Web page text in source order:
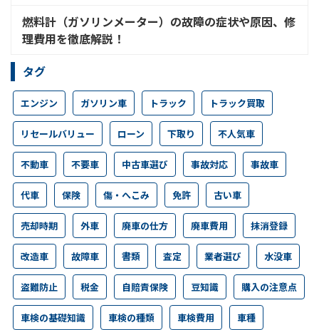
燃料計（ガソリンメーター）の故障の症状や原因、修
理費用を徹底解説！
タグ
エンジン ガソリン車 トラック トラック買取
リセールバリュー ローン 下取り 不人気車
不動車 不要車 中古車選び 事故対応 事故車
代車 保険 傷・へこみ 免許 古い車
売却時期 外車 廃車の仕方 廃車費用 抹消登録
改造車 故障車 書類 査定 業者選び 水没車
盗難防止 税金 自賠責保険 豆知識 購入の注意点
車検の基礎知識 車検の種類 車検費用 車種